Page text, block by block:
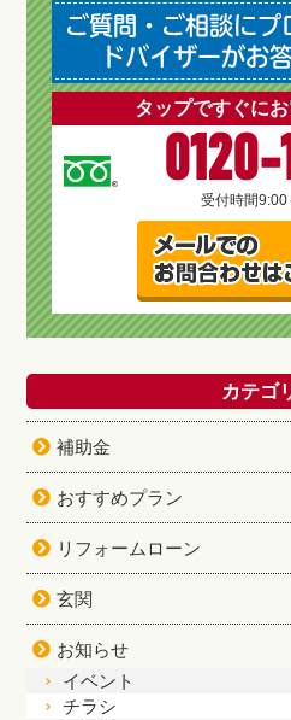
ご質問・ご相談にプ
ドバイザーがお
タップですぐに
0120-
受付時間9:00
カテゴ
補助金
おすすめプラン
リフォームローン
玄関
お知らせ
イベント
チラシ